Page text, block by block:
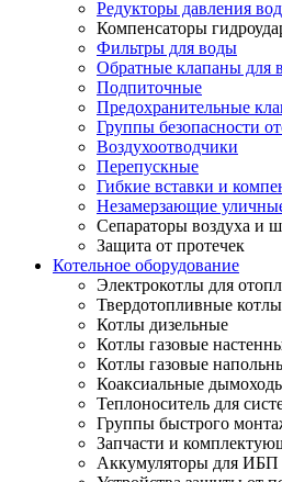
Редукторы давления
Компенсаторы
Фильтры для воды
Обратные клапаны для
Подпиточные
Предохранительные
Группы безопасности
Воздухоотводчики
Перепускные
Гибкие вставки и
Незамерзающие
Сепараторы воздуха и
Защита от протечек
Котельное оборудование
Электрокотлы для
Твердотопливные котлы
Котлы дизельные
Котлы газовые
Котлы газовые
Коаксиальные
Теплоноситель для
Группы быстрого
Запчасти и
Аккумуляторы для ИБП